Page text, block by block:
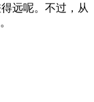
远呢。不过，从